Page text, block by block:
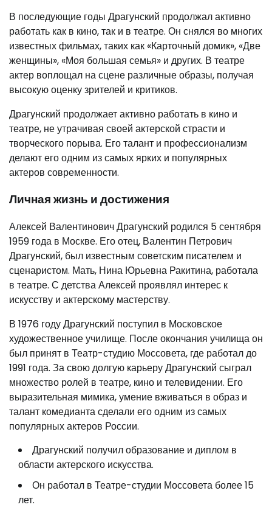
В последующие годы Драгунский продолжал активно
работать как в кино, так и в театре. Он снялся во многих
известных фильмах, таких как «Карточный домик», «Две
женщины», «Моя большая семья» и других. В театре
актер воплощал на сцене различные образы, получая
высокую оценку зрителей и критиков.
Драгунский продолжает активно работать в кино и
театре, не утрачивая своей актерской страсти и
творческого порыва. Его талант и профессионализм
делают его одним из самых ярких и популярных
актеров современности.
Личная жизнь и достижения
Алексей Валентинович Драгунский родился 5 сентября
1959 года в Москве. Его отец, Валентин Петрович
Драгунский, был известным советским писателем и
сценаристом. Мать, Нина Юрьевна Ракитина, работала
в театре. С детства Алексей проявлял интерес к
искусству и актерскому мастерству.
В 1976 году Драгунский поступил в Московское
художественное училище. После окончания училища он
был принят в Театр-студию Моссовета, где работал до
1991 года. За свою долгую карьеру Драгунский сыграл
множество ролей в театре, кино и телевидении. Его
выразительная мимика, умение вживаться в образ и
талант комедианта сделали его одним из самых
популярных актеров России.
Драгунский получил образование и диплом в
области актерского искусства.
Он работал в Театре-студии Моссовета более 15
лет.